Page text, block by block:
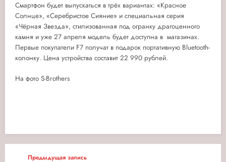
Смартфон будет выпускаться в трёх вариантах: «Красное
Солнце», «Серебристое Сияние» и специальная серия
«Чёрная Звезда», стилизованная под огранку драгоценного
камня и уже 27 апреля модель будет доступна в магазинах.
Первые покупатели F7 получат в подарок портативную Bluetooth-
колонку. Цена устройства составит 22 990 рублей.
На фото S-Brothers
Предыдущая запись